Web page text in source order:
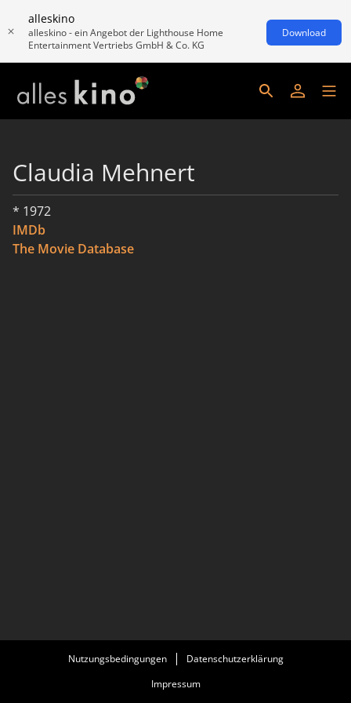
alleskino
alleskino - ein Angebot der Lighthouse Home
Entertainment Vertriebs GmbH & Co. KG
Download
Claudia Mehnert
* 1972
IMDb
The Movie Database
Nutzungsbedingungen
Datenschutzerklärung
Impressum